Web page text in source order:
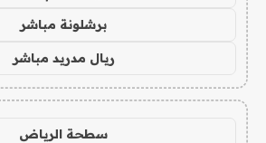
برشلونة مباشر
ريال مدريد مباشر
سطحة الرياض